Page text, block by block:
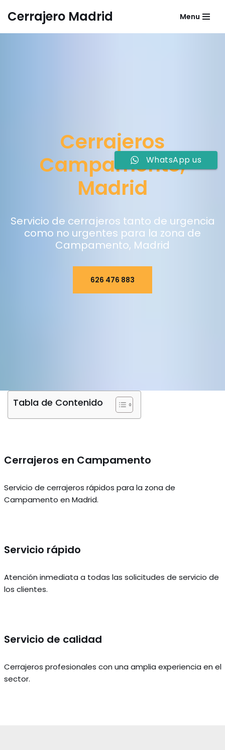
Cerrajero Madrid Menu
Cerrajeros
Campamento,
Madrid
Servicio de cerrajeros tanto de urgencia
como no urgentes para la zona de
Campamento, Madrid
626 476 883
Tabla de Contenido
Cerrajeros en Campamento
Servicio de cerrajeros rápidos para la zona de
Campamento en Madrid.
Servicio rápido
Atención inmediata a todas las solicitudes de servicio de
los clientes.
Servicio de calidad
Cerrajeros profesionales con una amplia experiencia en el
sector.
WhatsApp us